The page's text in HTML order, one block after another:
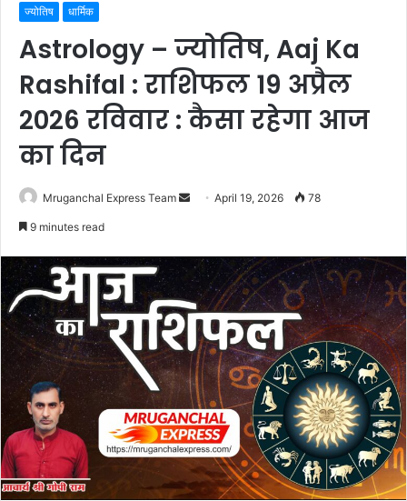
ज्योतिष धार्मिक
Astrology – ज्योतिष, Aaj Ka
Rashifal : राशिफल 19 अप्रैल
2026 रविवार : कैसा रहेगा आज
का दिन
Mruganchal Express Team
Send April 19, 2026 78
9 minutes read